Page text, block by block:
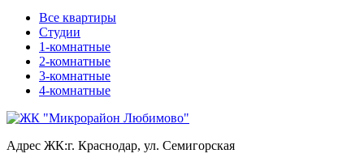
Все квартиры
Студии
1-комнатные
2-комнатные
3-комнатные
4-комнатные
Адрес ЖК:г. Краснодар, ул. Семигорская